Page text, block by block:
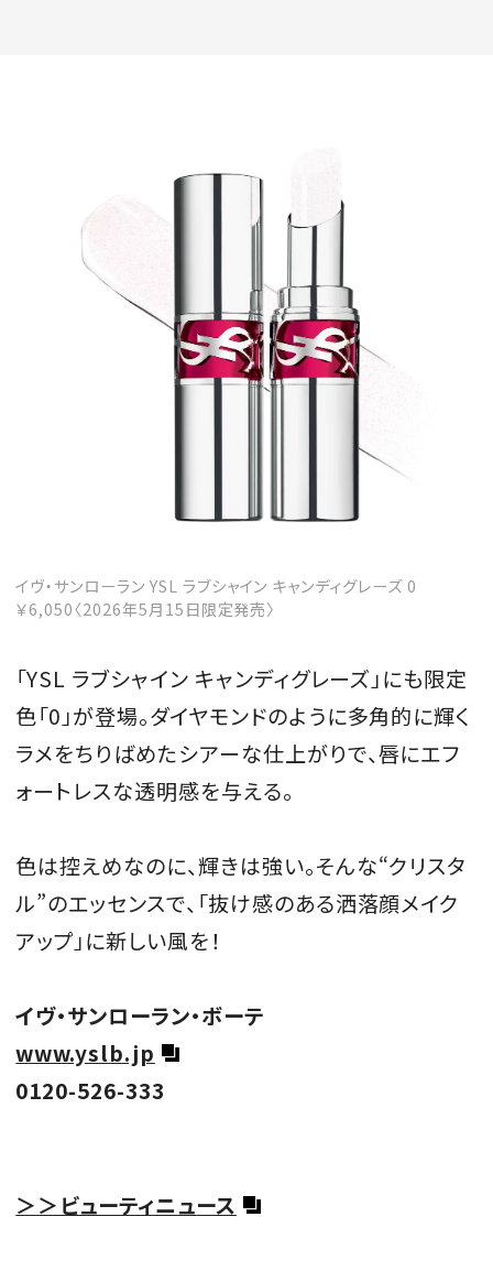
イヴ・サンローラン YSL ラブシャイン キャンディグレーズ 0
￥6,050〈2026年5月15日限定発売〉
「YSL ラブシャイン キャンディグレーズ」にも限定
色「0」が登場。ダイヤモンドのように多角的に輝く
ラメをちりばめたシアーな仕上がりで、唇にエフ
ォートレスな透明感を与える。
色は控えめなのに、輝きは強い。そんな“クリスタ
ル”のエッセンスで、「抜け感のある洒落顔メイク
アップ」に新しい風を！
イヴ・サンローラン・ボーテ
www.yslb.jp
0120-526-333
＞＞ビューティニュース